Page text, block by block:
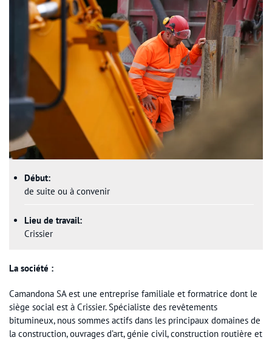
Début:
de suite ou à convenir
Lieu de travail:
Crissier
La société :
Camandona SA est une entreprise familiale et formatrice dont le
siège social est à Crissier. Spécialiste des revêtements
bitumineux, nous sommes actifs dans les principaux domaines de
la construction, ouvrages d’art, génie civil, construction routière et